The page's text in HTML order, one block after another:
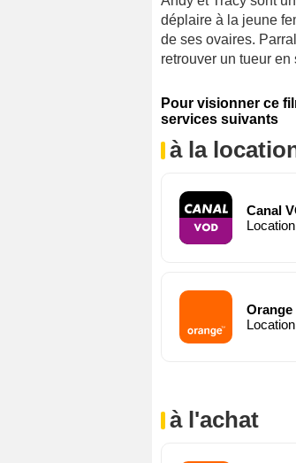
déplaire à la jeune
de ses ovaires.
retrouver un tueur en
Pour visionner ce
services suivants
à la
Canal
Orange
à l'achat